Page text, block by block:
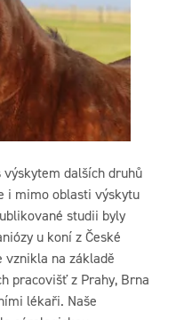
dalších druhů
i mimo oblasti výskytu
studii byly
u koní z České
vznikla na základě
pracovišť z Prahy, Brna
lékaři. Naše